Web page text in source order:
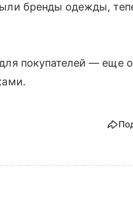
бренды одежды,
покупателей — еще